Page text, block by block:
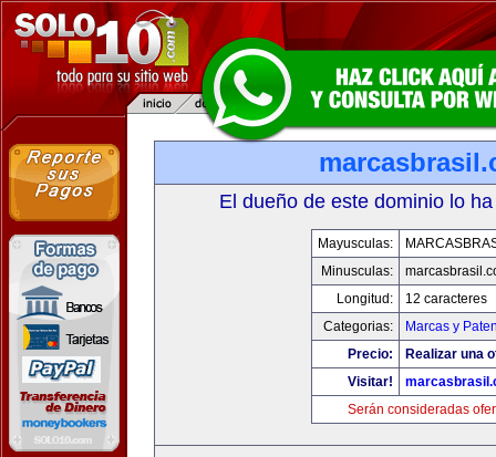
El dueño de este dominio lo
Mayusculas:
Minusculas:
Longitud:
12 caracteres
Categorias:
Marcas y
Precio:
Realizar una
Visitar!
Serán consideradas